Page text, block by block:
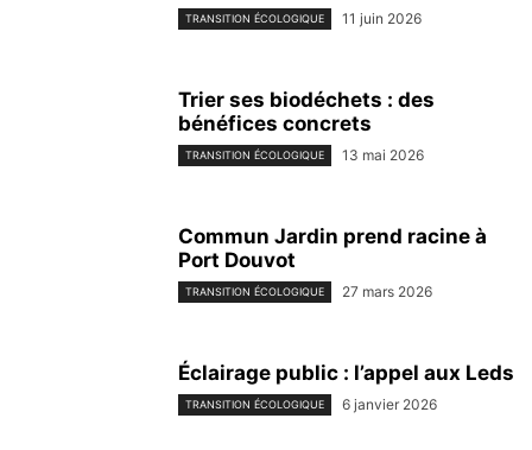
TRANSITION ÉCOLOGIQUE 11 juin 2026
Trier ses biodéchets : des
bénéfices concrets
TRANSITION ÉCOLOGIQUE 13 mai 2026
Commun Jardin prend racine à
Port Douvot
TRANSITION ÉCOLOGIQUE 27 mars 2026
Éclairage public : l’appel aux Leds
TRANSITION ÉCOLOGIQUE 6 janvier 2026